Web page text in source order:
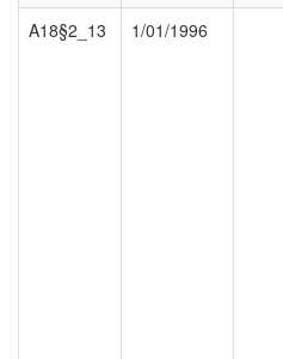
A18§2_13
1/01/1996